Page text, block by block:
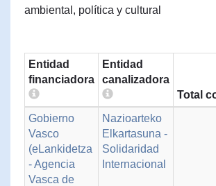
ambiental, política y cultural
Entidad
financiadora
Entidad
canalizadora
Total
Gobierno
Vasco
(eLankidetza
- Agencia
Vasca de
Nazioarteko
Elkartasuna -
Solidaridad
Internacional